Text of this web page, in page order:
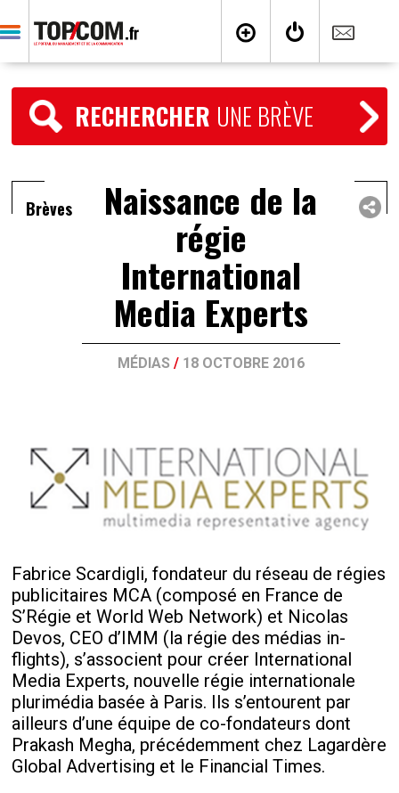
RECHERCHER UNE BRÈVE
Brèves Naissance de la
régie
International
Media Experts
MÉDIAS / 18 OCTOBRE 2016
Fabrice Scardigli, fondateur du réseau de régies
publicitaires MCA (composé en France de
S’Régie et World Web Network) et Nicolas
Devos, CEO d’IMM (la régie des médias in-
flights), s’associent pour créer International
Media Experts, nouvelle régie internationale
plurimédia basée à Paris. Ils s’entourent par
ailleurs d’une équipe de co-fondateurs dont
Prakash Megha, précédemment chez Lagardère
Global Advertising et le Financial Times.